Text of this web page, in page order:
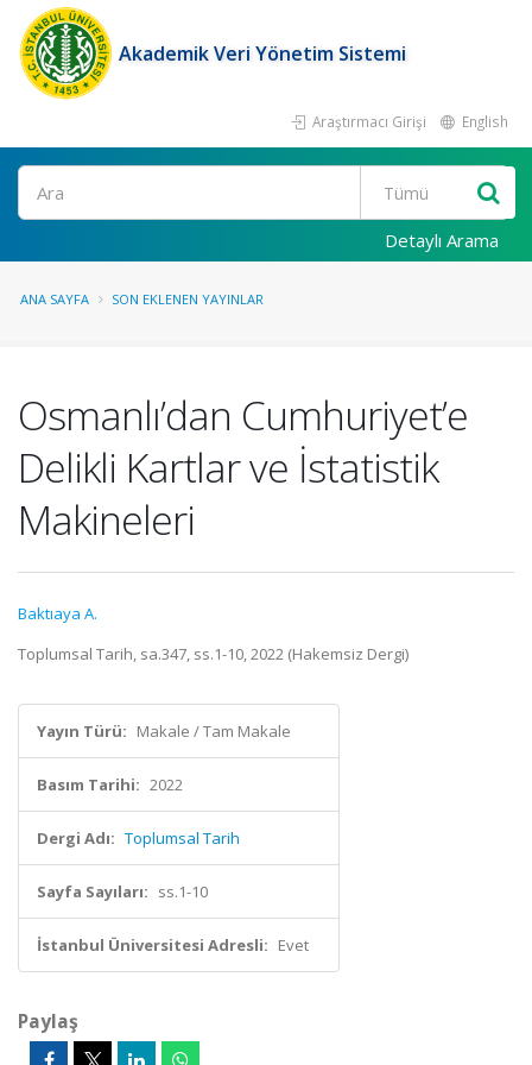
Akademik Veri Yönetim Sistemi
Araştırmacı Girişi English
Ara
Detaylı Arama
ANA SAYFA SON EKLENEN YAYINLAR
Osmanlı’dan Cumhuriyet’e
Delikli Kartlar ve İstatistik
Makineleri
Baktıaya A.
Toplumsal Tarih, sa.347, ss.1-10, 2022 (Hakemsiz Dergi)
Yayın Türü: Makale / Tam Makale
Basım Tarihi: 2022
Dergi Adı: Toplumsal Tarih
Sayfa Sayıları: ss.1-10
İstanbul Üniversitesi Adresli: Evet
Paylaş